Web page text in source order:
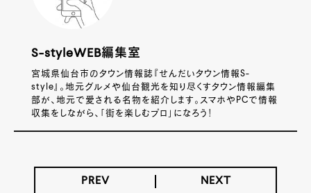
S-styleWEB編集室
宮城県仙台市のタウン情報誌『せんだいタウン情報S-
style』。地元グルメや仙台観光を知り尽くすタウン情報編集
部が、地元で愛される名物を紹介します。スマホやPCで情報
収集をしながら、「街を楽しむプロ」になろう！
PREV NEXT